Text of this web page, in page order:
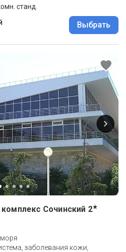
станд.
Выбрать
Сочинский 2★
заболевания кожи,